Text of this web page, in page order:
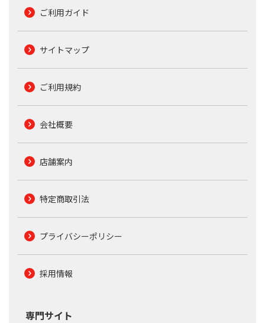
ご利用ガイド
サイトマップ
ご利用規約
会社概要
店舗案内
特定商取引法
プライバシーポリシー
採用情報
専門サイト